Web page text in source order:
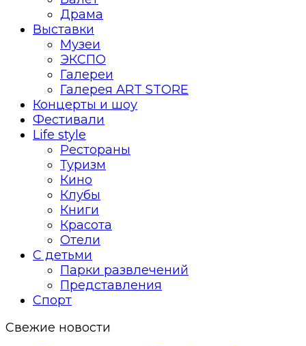
Драма
Выставки
Музеи
ЭКСПО
Галереи
Галерея ART STORE
Концерты и шоу
Фестивали
Life style
Рестораны
Туризм
Кино
Клубы
Книги
Красота
Отели
С детьми
Парки развлечений
Представления
Спорт
Свежие новости